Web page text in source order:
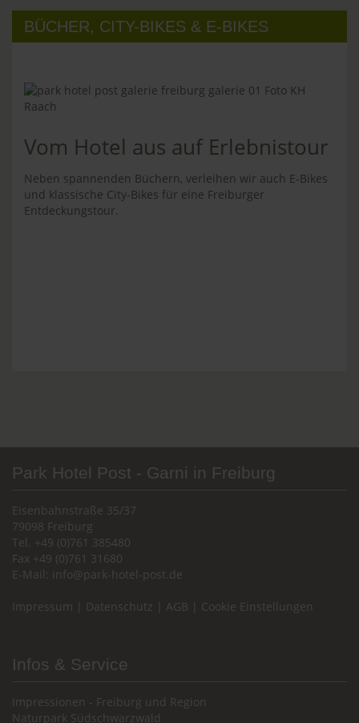
BÜCHER, CITY-BIKES & E-BIKES
Vom Hotel aus auf Erlebnistour
Neben spannenden Büchern, verleihen wir auch E-Bikes
und klassische City-Bikes für eine Freiburger
Entdeckungstour.
Park Hotel Post - Garni in Freiburg
Eisenbahnstraße 35/37
79098 Freiburg
Tel. +49 (0)761 385480
Fax +49 (0)761 31680
E-Mail:
info@park-hotel-post.de
Impressum Datenschutz AGB Cookie Einstellungen
Infos & Service
Impressionen - Freiburg und Region
Naturpark Südschwarzwald